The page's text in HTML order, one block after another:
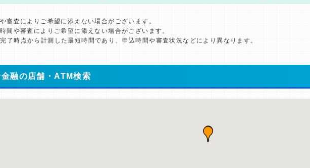
審査によりご希望に添えない場合がございます。
間や審査によりご希望に添えない場合がございます。
了時点から計測した最短時間であり、申込時間や審査状況などにより異なります。
融の店舗・ATM検索